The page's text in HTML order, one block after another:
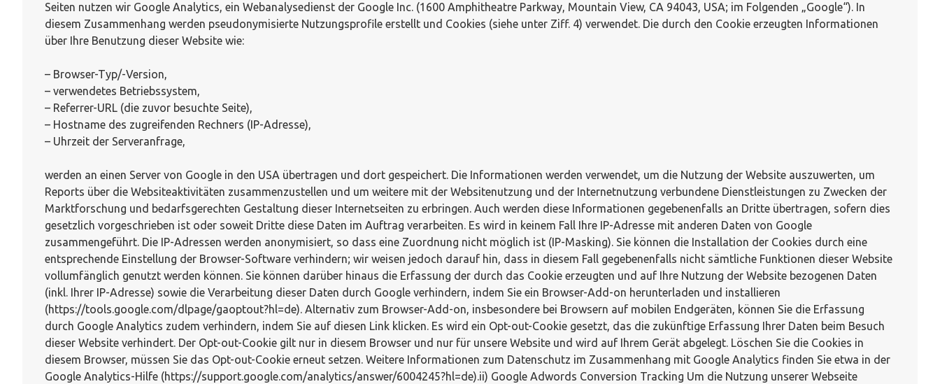
Seiten nutzen wir Google Analytics, ein Webanalysedienst der Google Inc. (1600 Amphitheatre Parkway, Mountain View, CA 94043, USA; im Folgenden „Google“). In
diesem Zusammenhang werden pseudonymisierte Nutzungsprofile erstellt und Cookies (siehe unter Ziff. 4) verwendet. Die durch den Cookie erzeugten Informationen
über Ihre Benutzung dieser Website wie:
– Browser-Typ/-Version,
– verwendetes Betriebssystem,
– Referrer-URL (die zuvor besuchte Seite),
– Hostname des zugreifenden Rechners (IP-Adresse),
– Uhrzeit der Serveranfrage,
werden an einen Server von Google in den USA übertragen und dort gespeichert. Die Informationen werden verwendet, um die Nutzung der Website auszuwerten, um
Reports über die Websiteaktivitäten zusammenzustellen und um weitere mit der Websitenutzung und der Internetnutzung verbundene Dienstleistungen zu Zwecken der
Marktforschung und bedarfsgerechten Gestaltung dieser Internetseiten zu erbringen. Auch werden diese Informationen gegebenenfalls an Dritte übertragen, sofern dies
gesetzlich vorgeschrieben ist oder soweit Dritte diese Daten im Auftrag verarbeiten. Es wird in keinem Fall Ihre IP-Adresse mit anderen Daten von Google
zusammengeführt. Die IP-Adressen werden anonymisiert, so dass eine Zuordnung nicht möglich ist (IP-Masking). Sie können die Installation der Cookies durch eine
entsprechende Einstellung der Browser-Software verhindern; wir weisen jedoch darauf hin, dass in diesem Fall gegebenenfalls nicht sämtliche Funktionen dieser Website
vollumfänglich genutzt werden können. Sie können darüber hinaus die Erfassung der durch das Cookie erzeugten und auf Ihre Nutzung der Website bezogenen Daten
(inkl. Ihrer IP-Adresse) sowie die Verarbeitung dieser Daten durch Google verhindern, indem Sie ein Browser-Add-on herunterladen und installieren
(https://tools.google.com/dlpage/gaoptout?hl=de). Alternativ zum Browser-Add-on, insbesondere bei Browsern auf mobilen Endgeräten, können Sie die Erfassung
durch Google Analytics zudem verhindern, indem Sie auf diesen Link klicken. Es wird ein Opt-out-Cookie gesetzt, das die zukünftige Erfassung Ihrer Daten beim Besuch
dieser Website verhindert. Der Opt-out-Cookie gilt nur in diesem Browser und nur für unsere Website und wird auf Ihrem Gerät abgelegt. Löschen Sie die Cookies in
diesem Browser, müssen Sie das Opt-out-Cookie erneut setzen. Weitere Informationen zum Datenschutz im Zusammenhang mit Google Analytics finden Sie etwa in der
Google Analytics-Hilfe (https://support.google.com/analytics/answer/6004245?hl=de).ii) Google Adwords Conversion Tracking Um die Nutzung unserer Webseite